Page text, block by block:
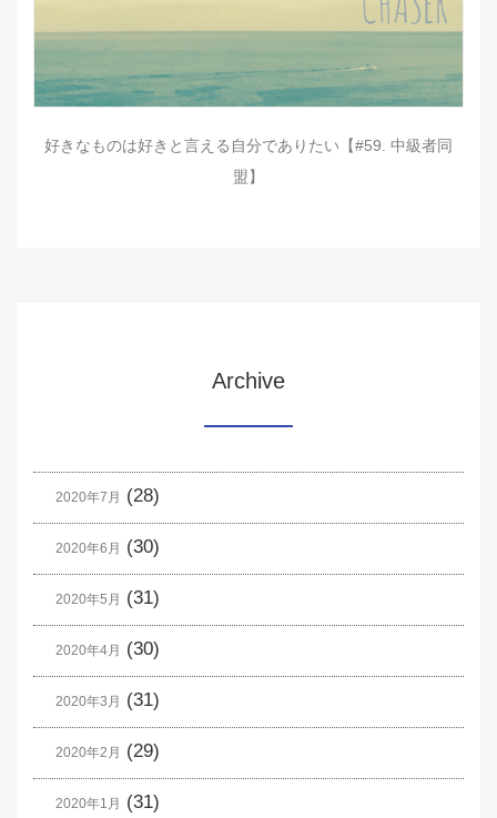
好きなものは好きと言える自分でありたい【#59. 中級者同
盟】
Archive
2020年7月 (28)
2020年6月 (30)
2020年5月 (31)
2020年4月 (30)
2020年3月 (31)
2020年2月 (29)
2020年1月 (31)